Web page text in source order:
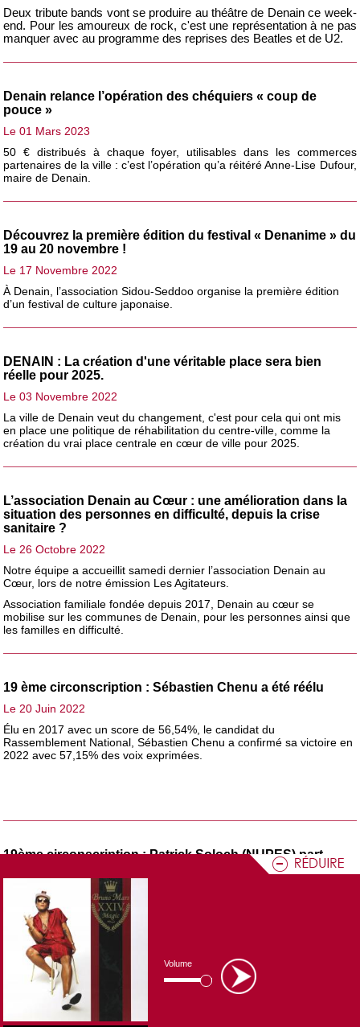
Volume
Deux tribute bands vont se produire au théâtre de Denain ce week-
end. Pour les amoureux de rock, c'estune représentation à ne pas
manquer avec au programme des reprises des Beatles et de U2.
Denain relance l’opération des chéquiers « coup de
pouce »
Le 01 Mars 2023
50 € distribués à chaque foyer, utilisables dans les commerces
partenaires de la ville : c’est l’opération qu’a réitéré Anne-Lise Dufour,
maire de Denain.
Découvrez la première édition du festival « Denanime » du
19 au 20 novembre !
Le 17 Novembre 2022
À Denain, l’association Sidou-Seddoo organise la première édition
d’un festival de culture japonaise.
DENAIN : La création d'une véritable place sera bien
réelle pour 2025.
Le 03 Novembre 2022
La ville de Denain veut du changement, c'est pour cela qui ont mis
en place une politique de réhabilitation du centre-ville, comme la
création du vrai place centrale en cœur de ville pour 2025.
L’association Denain au Cœur : une amélioration dans la
situation des personnes en difficulté, depuis la crise
sanitaire ?
Le 26 Octobre 2022
Notre équipe a accueillit samedi dernier l’association Denain au
Cœur, lors de notre émission Les Agitateurs.
Association familiale fondée depuis 2017, Denain au cœur se
mobilise sur les communes de Denain, pour les personnes ainsi que
les familles en difficulté.
19 ème circonscription : Sébastien Chenu a été réélu
Le 20 Juin 2022
Élu en 2017 avec un score de 56,54%, le candidat du
Rassemblement National, Sébastien Chenu a confirmé sa victoire en
2022 avec 57,15% des voix exprimées.
19ème circonscription : Patrick Soloch (NUPES) part
Le 16 Juin 2022
Alors qu'hier le suppléant de Christine Troia (Reconquête), Franck
Deloge, annoncait son soutien à Patrick Soloch (NUPES), ce dernier
a déclaré être "confiant" pour les élections à de dimanche. Opposant
de Sébastien Chenu (RN) au second tour, le candidat de la NUPES
dans la 19ème circonscription avait fait un score de
premier tour.